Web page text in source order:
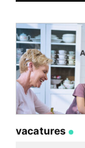
vacatures